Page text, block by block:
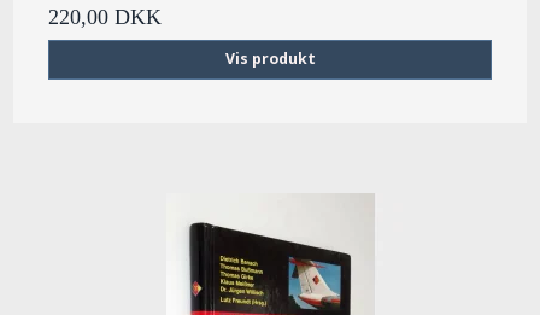
220,00 DKK
Vis produkt